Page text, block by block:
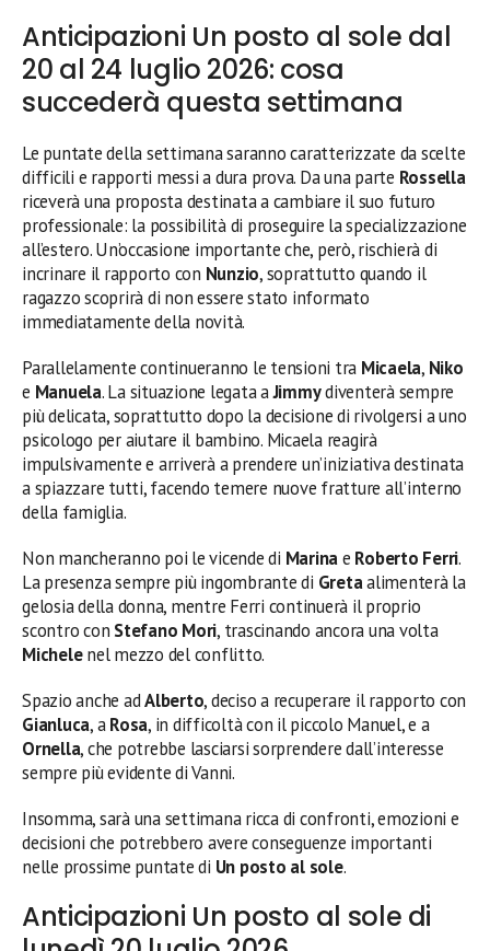
Anticipazioni Un posto al sole dal
20 al 24 luglio 2026: cosa
succederà questa settimana
Le puntate della settimana saranno caratterizzate da scelte
difficili e rapporti messi a dura prova. Da una parte Rossella
riceverà una proposta destinata a cambiare il suo futuro
professionale: la possibilità di proseguire la specializzazione
all’estero. Un’occasione importante che, però, rischierà di
incrinare il rapporto con Nunzio, soprattutto quando il
ragazzo scoprirà di non essere stato informato
immediatamente della novità.
Parallelamente continueranno le tensioni tra Micaela, Niko
e Manuela. La situazione legata aJimmydiventerà sempre
più delicata, soprattutto dopo la decisione di rivolgersi a uno
psicologo per aiutare il bambino. Micaela reagirà
impulsivamente e arriverà a prendere un’iniziativa destinata
a spiazzare tutti, facendo temere nuove fratture all’interno
della famiglia.
Non mancheranno poi le vicende di Marinae Roberto Ferri.
La presenza sempre più ingombrante di Gretaalimenterà la
gelosia della donna, mentre Ferri continuerà il proprio
scontro con Stefano Mori, trascinando ancora una volta
Michelenel mezzo del conflitto.
Spazio anche adAlberto, deciso a recuperare il rapporto con
Gianluca, aRosa, in difficoltà con il piccolo Manuel, e a
Ornella, che potrebbe lasciarsi sorprendere dall’interesse
sempre più evidente di Vanni.
Insomma, sarà una settimana ricca di confronti, emozioni e
decisioni che potrebbero avere conseguenze importanti
nelle prossime puntate di Un posto al sole.
Anticipazioni Un posto al sole di